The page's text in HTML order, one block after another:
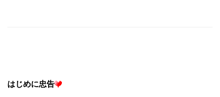
はじめに忠告